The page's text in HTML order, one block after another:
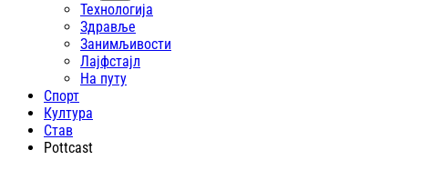
Технологија
Здравље
Занимљивости
Лајфстajл
На путу
Спорт
Култура
Став
Pottcast